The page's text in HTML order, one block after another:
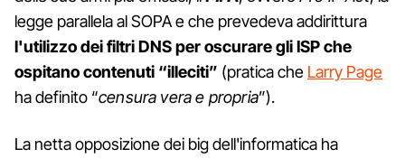
legge parallela al SOPA e che prevedeva addirittura
l'utilizzo dei filtri DNS per oscurare gli ISP che
ospitano contenuti “illeciti” (pratica che Larry Page
ha definito “censura vera e propria”).
La netta opposizione dei big dell'informatica ha